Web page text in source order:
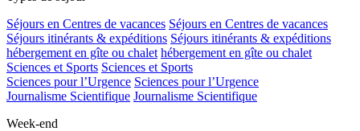
Séjours en Centres de vacances Séjours en Centres de vacances
Séjours itinérants & expéditions Séjours itinérants & expéditions
hébergement en gîte ou chalet hébergement en gîte ou chalet
Sciences et Sports Sciences et Sports
Sciences pour l’Urgence Sciences pour l’Urgence
Journalisme Scientifique Journalisme Scientifique
Week-end